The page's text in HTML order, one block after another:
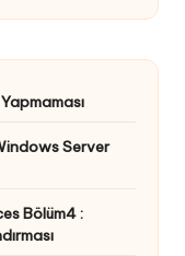
Server
Bölüm4 :